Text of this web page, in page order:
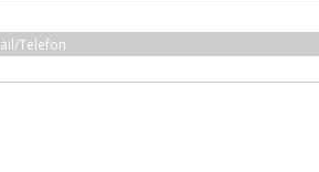
Telefon